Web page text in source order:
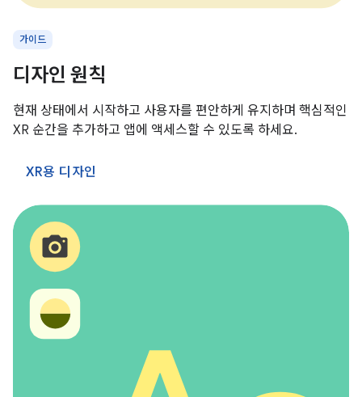
가이드
디자인 원칙
현재 상태에서 시작하고 사용자를 편안하게 유지하며 핵심적인
XR 순간을 추가하고 앱에 액세스할 수 있도록 하세요.
XR용 디자인